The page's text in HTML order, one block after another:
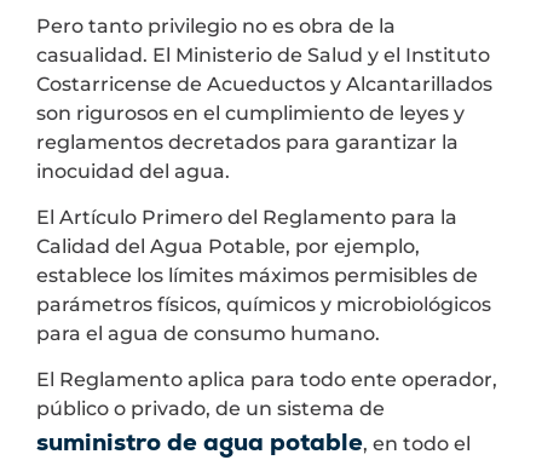
Pero tanto privilegio no es obra de la
casualidad. El Ministerio de Salud y el Instituto
Costarricense de Acueductos y Alcantarillados
son rigurosos en el cumplimiento de leyes y
reglamentos decretados para garantizar la
inocuidad del agua.
El Artículo Primero del Reglamento para la
Calidad del Agua Potable, por ejemplo,
establece los límites máximos permisibles de
parámetros físicos, químicos y microbiológicos
para el agua de consumo humano.
El Reglamento aplica para todo ente operador,
público o privado, de un sistema de
suministro de agua potable, en todo el